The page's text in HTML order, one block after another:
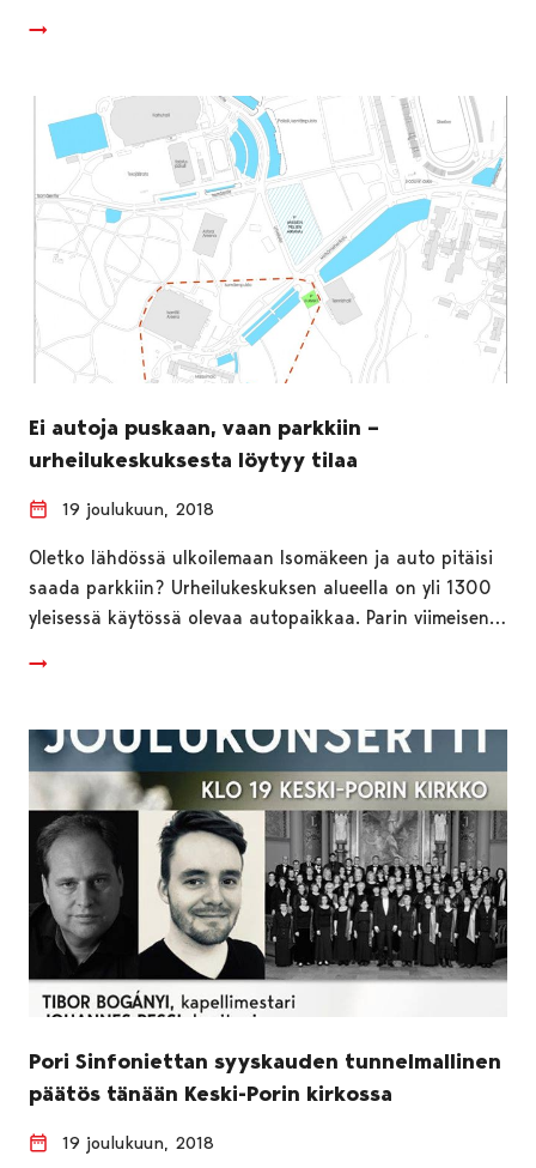
Ei autoja puskaan, vaan parkkiin –
urheilukeskuksesta löytyy tilaa
19 joulukuun, 2018
Oletko lähdössä ulkoilemaan Isomäkeen ja auto pitäisi
saada parkkiin? Urheilukeskuksen alueella on yli 1300
yleisessä käytössä olevaa autopaikkaa. Parin viimeisen…
Pori Sinfoniettan syyskauden tunnelmallinen
päätös tänään Keski-Porin kirkossa
19 joulukuun, 2018